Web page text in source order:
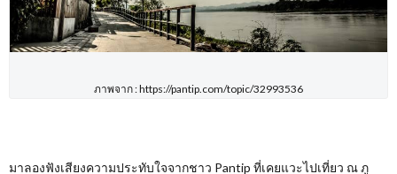
ภาพจาก : https://pantip.com/topic/32993536
มาลองฟังเสียงความประทับใจจากชาว Pantip ที่เคยแวะไปเที่ยว ณ ภู